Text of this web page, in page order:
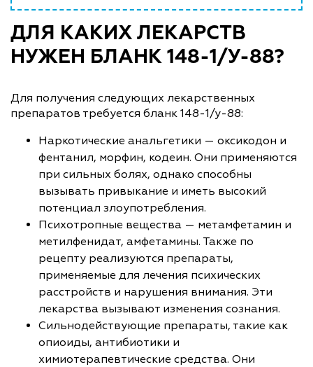
ДЛЯ КАКИХ ЛЕКАРСТВ
НУЖЕН БЛАНК 148-1/У-88?
Для получения следующих лекарственных
препаратов требуется бланк 148-1/у-88:
Наркотические анальгетики — оксикодон и
фентанил, морфин, кодеин. Они применяются
при сильных болях, однако способны
вызывать привыкание и иметь высокий
потенциал злоупотребления.
Психотропные вещества — метамфетамин и
метилфенидат, амфетамины. Также по
рецепту реализуются препараты,
применяемые для лечения психических
расстройств и нарушения внимания. Эти
лекарства вызывают изменения сознания.
Сильнодействующие препараты, такие как
опиоиды, антибиотики и
химиотерапевтические средства. Они